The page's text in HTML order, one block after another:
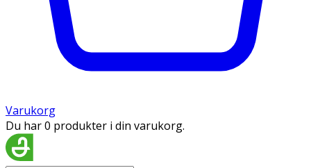
Varukorg
Du har 0 produkter i din varukorg.